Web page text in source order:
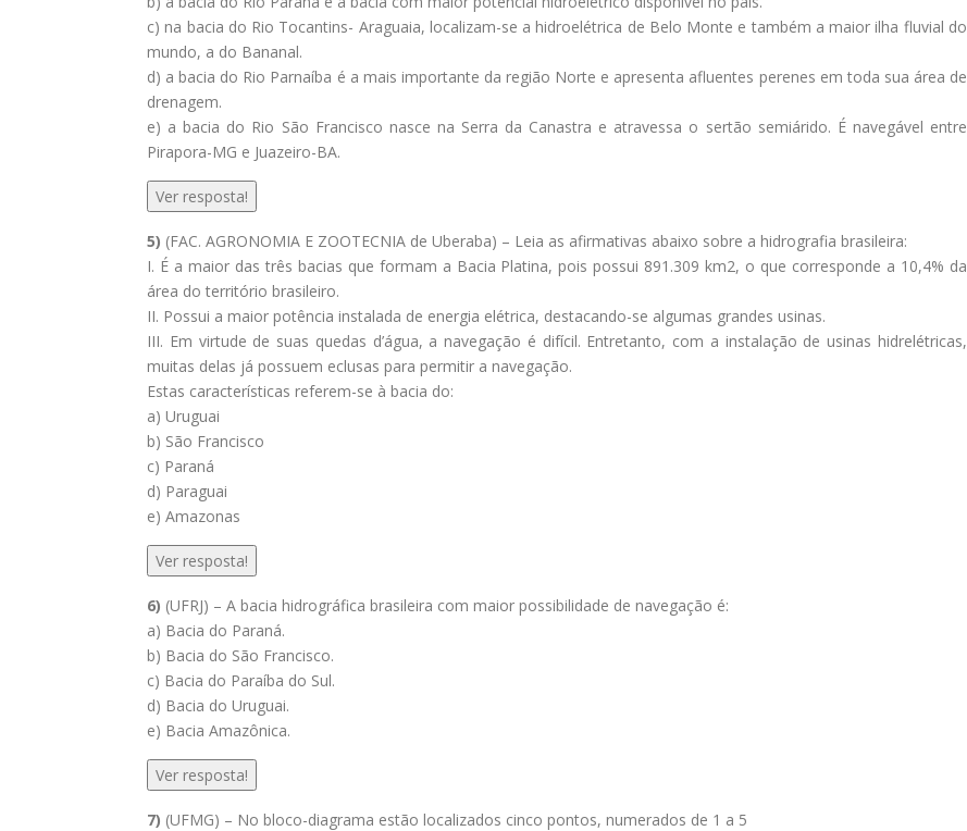
c) na bacia do Rio Tocantins- Araguaia, localizam-se a hidroelétrica de Belo Monte e também a maior ilha fluvial do
mundo, a do Bananal.
d) a bacia do Rio Parnaíba é a mais importante da região Norte e apresenta afluentes perenes em toda sua área de
drenagem.
e) a bacia do Rio São Francisco nasce na Serra da Canastra e atravessa o sertão semiárido. É navegável entre
Pirapora-MG e Juazeiro-BA.
Ver resposta!
5) (FAC. AGRONOMIA E ZOOTECNIA de Uberaba) – Leia as afirmativas abaixo sobre a hidrografia brasileira:
I. É a maior das três bacias que formam a Bacia Platina, pois possui 891.309 km2, o que corresponde a 10,4% da
área do território brasileiro.
II. Possui a maior potência instalada de energia elétrica, destacando-se algumas grandes usinas.
III. Em virtude de suas quedas d’água, a navegação é difícil. Entretanto, com a instalação de usinas hidrelétricas,
muitas delas já possuem eclusas para permitir a navegação.
Estas características referem-se à bacia do:
a) Uruguai
b) São Francisco
c) Paraná
d) Paraguai
e) Amazonas
Ver resposta!
6) (UFRJ) – A bacia hidrográfica brasileira com maior possibilidade de navegação é:
a) Bacia do Paraná.
b) Bacia do São Francisco.
c) Bacia do Paraíba do Sul.
d) Bacia do Uruguai.
e) Bacia Amazônica.
Ver resposta!
7) (UFMG) – No bloco-diagrama estão localizados cinco pontos, numerados de 1 a 5